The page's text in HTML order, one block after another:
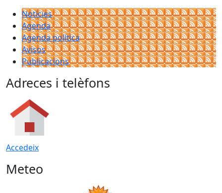
Notícies
Agenda
Agenda política
Avisos
Publicacions
Adreces i telèfons
Accedeix
Meteo